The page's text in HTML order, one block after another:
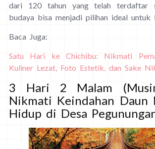
dari 120 tahun yang telah terdaftar
budaya bisa menjadi pilihan ideal untuk
Baca Juga:
Satu Hari ke Chichibu: Nikmati
Kuliner Lezat, Foto Estetik, dan Sake
3 Hari 2 Malam
Nikmati Keindahan Daun
Hidup di Desa